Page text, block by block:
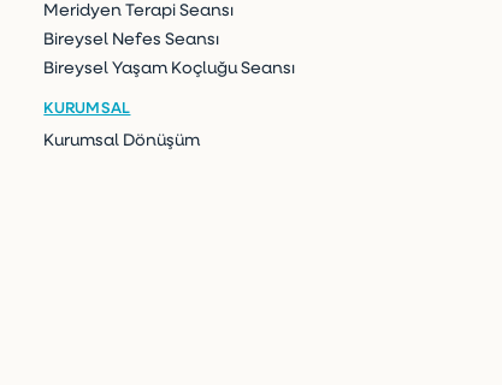
Meridyen Terapi Seansı
Bireysel Nefes Seansı
Bireysel Yaşam Koçluğu Seansı
KURUMSAL
Kurumsal Dönüşüm